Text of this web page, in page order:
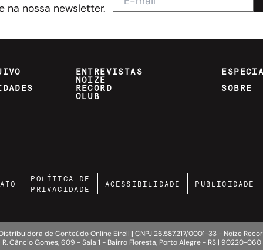
na nossa newsletter.
ENTREVISTAS
NOIZE
RECORD
CLUB
SOBRE
POLÍTICA DE
PRIVACIDADE
ACESSIBILIDADE PUBLICIDADE
de Conteúdo Online Eireli | CNPJ 26.587.217/0001-33 - Noize
R. Câncio Gomes, 609 - Sala 1 - Bairro Floresta, Porto Alegre - RS | 90220-060